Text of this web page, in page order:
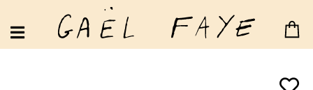
MAUVE JACARANDA